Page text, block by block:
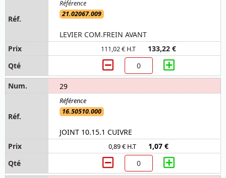
21.02067.009
LEVIER COM.FREIN AVANT
111,02 € H.T 133,22 €
29
16.50510.000
JOINT 10.15.1 CUIVRE
0,89 € H.T 1,07 €